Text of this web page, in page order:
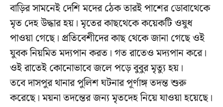
বাড়ির সামনেই দেশি মদের ঠেক তারই পাশের ডোবাথেকে
মৃত দেহ উদ্ধার হয়। মৃতের কাছথেকে কয়েকটি ওষুধ
পাওয়া গেছে। প্রতিবেশীদের কাছ থেকে জানা গেছে ওই
যুবক নিয়মিত মদ্যপান করত। গত রাতেও মদ্যপান করে।
ওই রাতেই কোনোভাবে জলে পড়ে বুবুর মৃত্যু হয়।
তবে দাসপুর থানার পুলিশ ঘটনার পূর্ণাঙ্গ তদন্ত শুরু
করেছে। ময়না তদন্তের জন্য মৃতদেহ নিয়ে যাওয়া হয়েছে।